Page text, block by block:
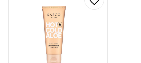
Gem som